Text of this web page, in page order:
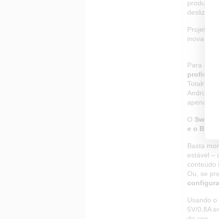
produto
Projetado
inovador
Para os
Android,
apenas
O Swing
e o
Basta
estável –
conteúdo
Ou, se
Usando
5V/0,8A